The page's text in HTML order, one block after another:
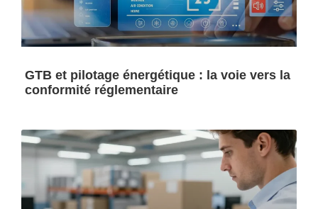
GTB et pilotage énergétique : la voie vers la
conformité réglementaire